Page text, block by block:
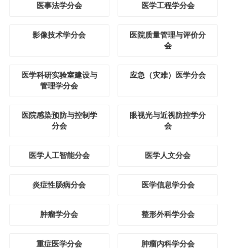
医事法学分会 医学工程学分会
影像技术学分会
医院质量管理与评价分
会
医学科研实验室建设与
管理学分会
应急（灾难）医学分会
医院感染预防与控制学
分会
眼视光与近视防控学分
会
医学人工智能分会 医学人文分会
炎症性肠病分会 医学信息学分会
肿瘤学分会 整形外科学分会
重症医学分会 肿瘤内科学分会